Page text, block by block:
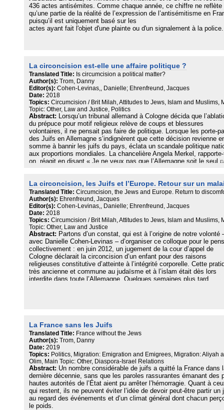
antisémitisme s’est accompagné d’un certain déni : longtemps
minimisé dans les médias, il peine à être reconnu dans le monde
judiciaire et reste peu exploré par les sciences sociales. Cet
entend donc contribuer à l’analyse rigoureuse du phénomène, en
436 actes antisémites. Comme chaque année, ce chiffre ne reflète
qu’une partie de la réalité de l’expression de l’antisémitisme en
puisqu’il est uniquement basé sur les
actes ayant fait l'objet d'une plainte ou d'un signalement à la police.
La circoncision est-elle une affaire politique ?
Translated Title: Is circumcision a political matter?
Author(s): Trom, Danny
Editor(s): Cohen-Levinas,, Danielle; Ehrenfreund, Jacques
Date: 2018
Topics: Circumcision / Brit Milah, Attitudes to Jews, Islam and Muslims,
Topic: Other, Law and Justice, Politics
Abstract: Lorsqu’un tribunal allemand à Cologne décida que
du prépuce pour motif religieux relève de coups et blessures
volontaires, il ne pensait pas faire de politique. Lorsque les porte-
des Juifs en Allemagne s’indignèrent que cette décision revienne
somme à bannir les juifs du pays, éclata un scandale politique
aux proportions mondiales. La chancelière Angela Merkel,
on, réagit en disant « Je ne veux pas que l’Allemagne soit le seul
ridicule que l’Allemagne craignait, c’était qu’après avoir tenté
d’éradiquer les Juifs d’Europe, avec un certain succès, elle affiche
inhospitalité foncière à l’égard des Juifs. Mais il n’est pas fortuit
soit précisément en Allemagne que les droits de l’homme, les
plus individuels, soient scrupuleusement approfondis jusqu’à une
conclusion politiquement intenable.
Le tribunal de Cologne, en pénalisant la berit milah, ne fait pas de
politique, il protège l’intégrité physique de la personne et déclenche
pourtant un scandale politique et des réactions en chaîne qui
poussèrent le législateur allemand à amender dans l’urgence cette
embarrassante décision. Et les juifs, lorsqu’ils circoncisent, que
exactement ? Les anthropologues ont échafaudés un ensemble
d’hypothèses sur la fonction de la circoncision. Les réponses
selon le groupe étudié, mais souvent se chevauchent…
La circoncision, les Juifs et l’Europe. Retour sur un
Translated Title: Circumcision, the Jews and Europe. Return to
Author(s): Ehrenfreund, Jacques
Editor(s): Cohen-Levinas,, Danielle; Ehrenfreund, Jacques
Date: 2018
Topics: Circumcision / Brit Milah, Attitudes to Jews, Islam and Muslims,
Topic: Other, Law and Justice
Abstract: Partons d’un constat, qui est à l’origine de notre volonté
avec Danielle Cohen-Levinas – d’organiser ce colloque pour le
collectivement : en juin 2012, un jugement de la cour d’appel de
Cologne déclarait la circoncision d’un enfant pour des raisons
religieuses constitutive d’atteinte à l’intégrité corporelle. Cette
très ancienne et commune au judaïsme et à l’islam était dès lors
interdite dans toute l’Allemagne. Quelques semaines plus tard,
une pratique décrétée mutilatrice, archaïque, voire barbare. Ce
fondamental au point que son interdiction rendait impossible la
présence juive en Allemagne, selon le Zentralrat der Juden,
contredire et bafouer des valeurs essentielles de la République
fédérale. Ce débat s’est élargi, puisqu’en octobre 2013 c’est le
de l’Europe qui publiait un avis préconisant de légiférer dans le
d’une limitation, voire d’une interdiction de la circoncision rituelle à
l’échelle du continent. L’affaire est sérieuse, une incompatibilité
l’Europe et ses minorités juive et musulmane est explicitement
énoncée, ce fait est sans précédent depuis la fin du nazisme.
La France sans les Juifs
Translated Title: France without the Jews
Author(s): Trom, Danny
Date: 2019
Topics: Politics, Migration: Emigration and Emigrees, Migration: Aliyah
Olim, Main Topic: Other, Diaspora-Israel Relations
Abstract: Un nombre considérable de juifs a quitté la France dans
dernière décennie, sans que les paroles rassurantes émanant des
hautes autorités de l’État aient pu arrêter l’hémorragie. Quant à
qui restent, ils ne peuvent éviter l’idée de devoir peut-être partir un
au regard des événements et d’un climat général dont chacun
le poids.